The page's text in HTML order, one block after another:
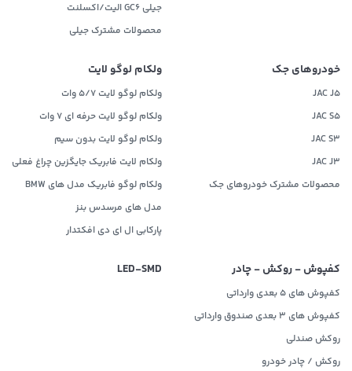
جیلی GC6 الیت/اکسلنت
محصولات مشترک جیلی
خودروهای جک
JAC J5
JAC S5
JAC S3
JAC J3
محصولات مشترک خودروهای جک
ولکام لوگو لایت
ولکام لوگو لایت 5/7 وات
ولکام لوگو لایت حرفه ای 7 وات
ولکام لوگو لایت بدون سیم
ولکام لایت فابریک جایگزین چراغ فعلی
ولکام لوگو فابریک مدل های BMW
مدل های مرسدس بنز
پارکابی ال ای دی افکتدار
کفپوش - روکش - چادر
کفپوش های 5 بعدی وارداتی
کفپوش های 3 بعدی صندوق وارداتی
روکش صندلی
روکش / چادر خودرو
LED‌-SMD